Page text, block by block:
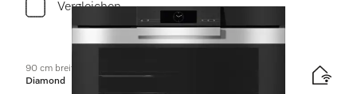
Vergleichen
90 cm breiter Backofen
Diamond